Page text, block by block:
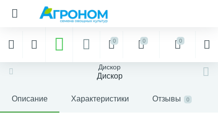
0 0 0
Дискор
Дискор
Описание Характеристики Отзывы 0